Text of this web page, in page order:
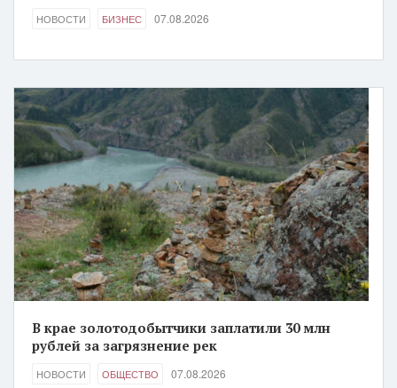
НОВОСТИ БИЗНЕС 07.08.2026
В крае золотодобытчики заплатили 30 млн
рублей за загрязнение рек
НОВОСТИ ОБЩЕСТВО 07.08.2026